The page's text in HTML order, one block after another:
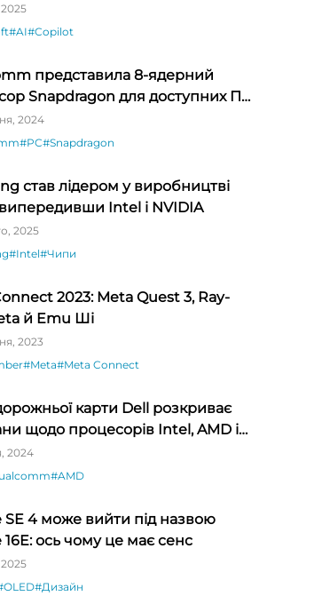
2025
#AI#Copilot
представила 8-ядерний
Snapdragon для доступних ПК
2024
#PC#Snapdragon
став лідером у виробництві
Intel і NVIDIA
2025
#Intel#Чипи
2023: Meta Quest 3, Ray-
й Emu Ші
2023
#Meta#Meta Connect
карти Dell розкриває
щодо процесорів Intel, AMD і
2024
#AMD
SE 4 може вийти під назвою
16E: ось чому це має сенс
2025
#Дизайн